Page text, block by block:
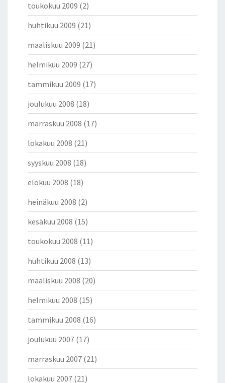
toukokuu 2009 (2)
huhtikuu 2009 (21)
maaliskuu 2009 (21)
helmikuu 2009 (27)
tammikuu 2009 (17)
joulukuu 2008 (18)
marraskuu 2008 (17)
lokakuu 2008 (21)
syyskuu 2008 (18)
elokuu 2008 (18)
heinäkuu 2008 (2)
kesäkuu 2008 (15)
toukokuu 2008 (11)
huhtikuu 2008 (13)
maaliskuu 2008 (20)
helmikuu 2008 (15)
tammikuu 2008 (16)
joulukuu 2007 (17)
marraskuu 2007 (21)
lokakuu 2007 (21)